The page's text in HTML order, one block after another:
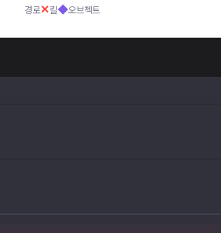
경로✕킬◆오브젝트